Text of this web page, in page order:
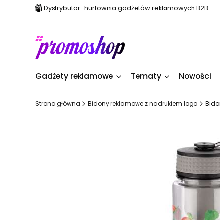
Dystrybutor i hurtownia gadżetów reklamowych B2B
Gadżety reklamowe Tematy Nowości
Strona główna Bidony reklamowe z nadrukiem logo